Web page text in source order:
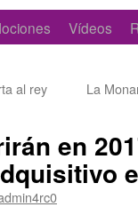
Vídeos
al rey
La
en